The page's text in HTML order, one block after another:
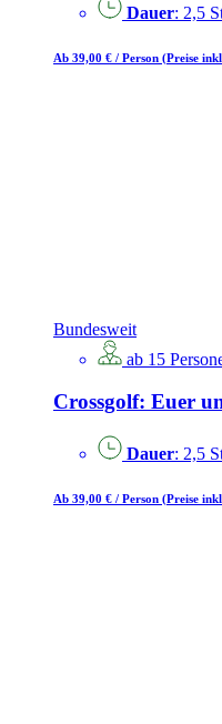
Dauer: 2,5
Ab 39,00 € / Person (Preise
Bundesweit
ab 15
Crossgolf: Euer
Dauer: 2,5
Ab 39,00 € / Person (Preise